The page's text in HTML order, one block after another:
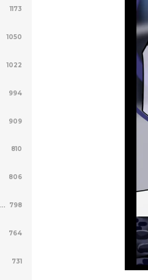
1173
1050
1022
994
909
810
806
798
764
731